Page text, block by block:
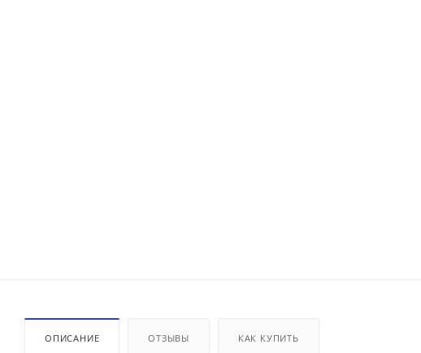
ОПИСАНИЕ ОТЗЫВЫ КАК КУПИТЬ